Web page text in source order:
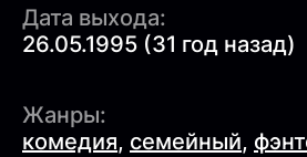
Дата выхода:
26.05.1995 (31 год назад)
Жанры:
комедия, семейный,